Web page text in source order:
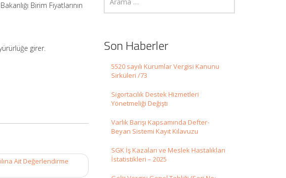
Birim Fiyatlarının
girer.
Ait Değerlendirme
Son Haberler
5520 sayılı Kurumlar Vergisi Kanunu
Sirküleri /73
Sigortacılık Destek Hizmetleri
Yönetmeliği Değişti
Varlık Barışı Kapsamında Defter-
Beyan Sistemi Kayıt Kılavuzu
SGK İş Kazaları ve Meslek Hastalıkları
İstatistikleri – 2025